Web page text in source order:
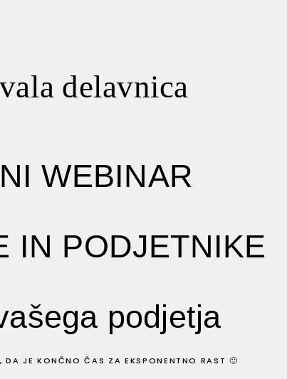
delavnica
WEBINAR
IN PODJETNIKE
podjetja
JE KONČNO ČAS ZA EKSPONENTNO RAST 🙂